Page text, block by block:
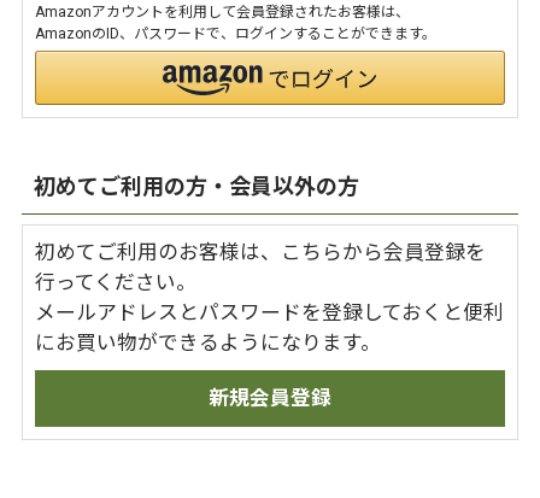
Amazonアカウントを利用して会員登録されたお客様は、
AmazonのID、パスワードで、ログインすることができます。
初めてご利用の方・会員以外の方
初めてご利用のお客様は、こちらから会員登録を
行ってください。
メールアドレスとパスワードを登録しておくと便利
にお買い物ができるようになります。